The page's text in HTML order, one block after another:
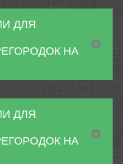
ДЛЯ
НА
ДЛЯ
НА